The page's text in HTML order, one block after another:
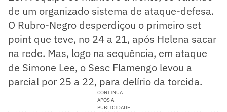
de um organizado sistema de ataque-defesa.
O Rubro-Negro desperdiçou o primeiro set
point que teve, no 24 a 21, após Helena sacar
na rede. Mas, logo na sequência, em ataque
de Simone Lee, o Sesc Flamengo levou a
parcial por 25 a 22, para delírio da torcida.
CONTINUA
APÓS A
PUBLICIDADE